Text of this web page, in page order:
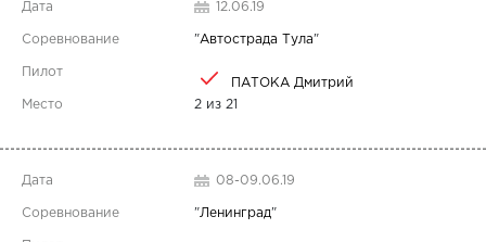
12.06.19
"Автострада Тула"
ПАТОКА Дмитрий
2 из 21
08-09.06.19
"Ленинград"